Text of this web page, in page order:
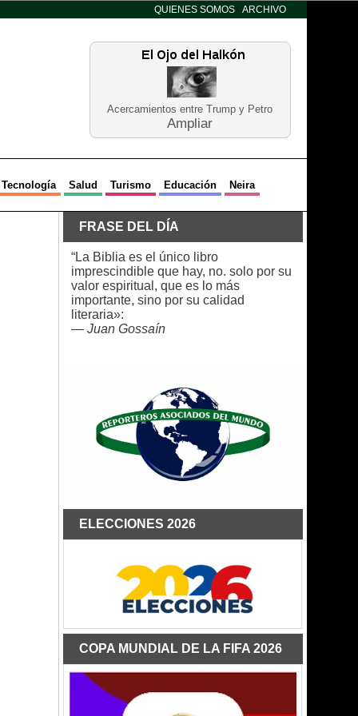
QUIENES SOMOS ARCHIVO
Acercamientos entre Trump y Petro
Ampliar
Tecnología Salud Turismo Educación Neira
FRASE DEL DÍA
“La Biblia es el único libro
imprescindible que hay, no. solo por su
valor espiritual, que es lo más
importante, sino por su calidad
literaria»:
— Juan Gossaín
ELECCIONES 2026
COPA MUNDIAL DE LA FIFA 2026